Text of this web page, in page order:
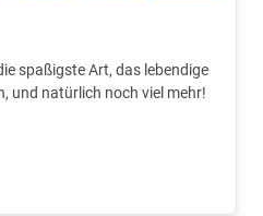
spaßigste Art, das lebendige
und natürlich noch viel mehr!